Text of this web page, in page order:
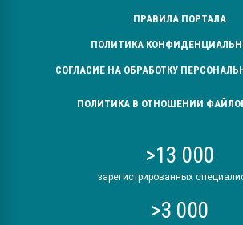
ПРАВИЛА ПОРТАЛА
ПОЛИТИКА
СОГЛАСИЕ НА ОБРАБОТКУ
ПОЛИТИКА В ОТНОШЕНИИ ФАЙЛОВ
>13 000
зарегистрированных
>3 000